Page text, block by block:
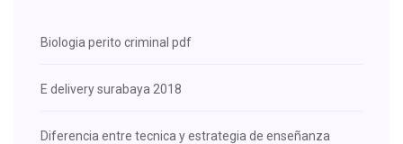
Biologia perito criminal pdf
E delivery surabaya 2018
Diferencia entre tecnica y estrategia de enseñanza